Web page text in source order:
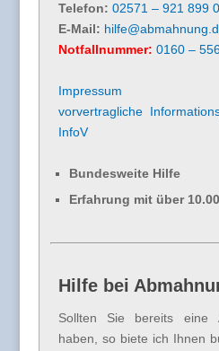
Telefon: 02571 – 921 899 0
E-Mail:
Notfallnummer: 0160 –
Impressum
vorvertragliche
InfoV
Bundesweite Hilfe
Erfahrung mit über
Hilfe bei
Sollten Sie bereits eine
haben, so biete ich Ihnen